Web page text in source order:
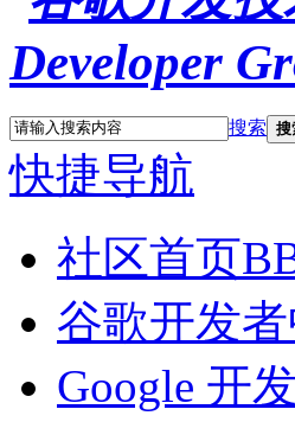
搜索 搜
快捷导航
社区首页
谷歌开发
Google 开